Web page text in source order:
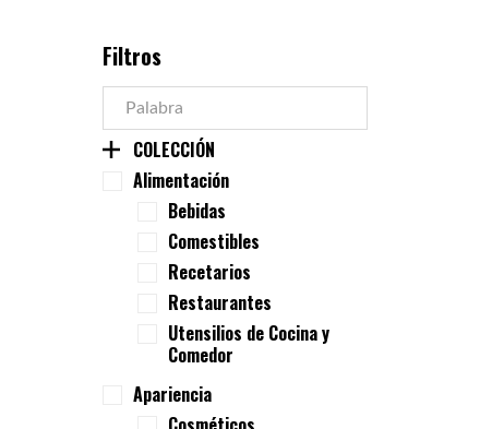
Filtros
COLECCIÓN
Alimentación
Bebidas
Comestibles
Recetarios
Restaurantes
Utensilios de Cocina y
Comedor
Apariencia